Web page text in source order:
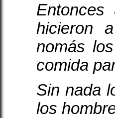
Entonces
hicieron
nomás
comida
Sin nada
los